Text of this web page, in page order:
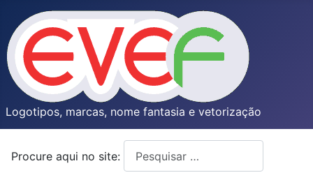
Logotipos, marcas, nome fantasia e vetorização
Procure aqui no site: